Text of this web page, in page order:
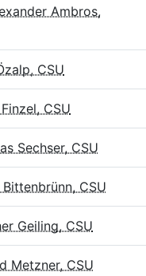
Ambros,
CSU
CSU
Sechser, CSU
Bittenbrünn, CSU
Geiling, CSU
Metzner, CSU